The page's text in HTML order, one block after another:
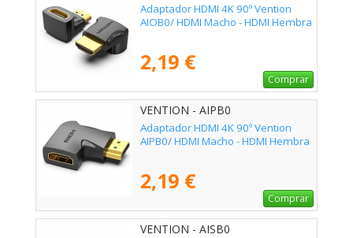
Adaptador HDMI 4K 90º Vention
AIOB0/ HDMI Macho - HDMI Hembra
2,19 €
Comprar
VENTION - AIPB0
Adaptador HDMI 4K 90º Vention
AIPB0/ HDMI Macho - HDMI Hembra
2,19 €
Comprar
VENTION - AISB0